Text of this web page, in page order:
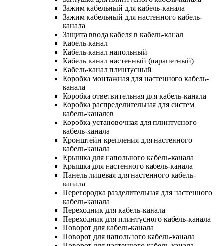
Зажим кабельный для кабель-канала
Зажим кабельный для настенного кабель-
канала
Защита ввода кабеля в кабель-канал
Кабель-канал
Кабель-канал напольный
Кабель-канал настенный (парапетный)
Кабель-канал плинтусный
Коробка монтажная для настенного кабель-
канала
Коробка ответвительная для кабель-канала
Коробка распределительная для систем
кабель-каналов
Коробка установочная для плинтусного
кабель-канала
Кронштейн крепления для настенного
кабель-канала
Крышка для напольного кабель-канала
Крышка для настенного кабель-канала
Панель лицевая для настенного кабель-
канала
Перегородка разделительная для настенного
кабель-канала
Переходник для кабель-канала
Переходник для плинтусного кабель-канала
Поворот для кабель-канала
Поворот для напольного кабель-канала